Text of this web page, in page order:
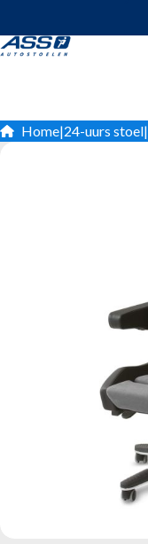
Home|24-uurs stoel|